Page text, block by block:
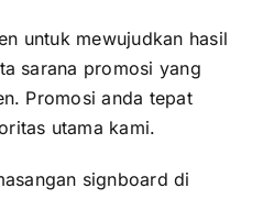
untuk mewujudkan hasil
sarana promosi yang
Promosi anda tepat
utama kami.
signboard di